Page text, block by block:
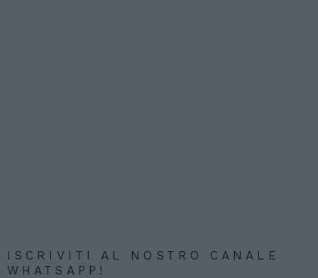
ISCRIVITI AL NOSTRO CANALE
WHATSAPP!